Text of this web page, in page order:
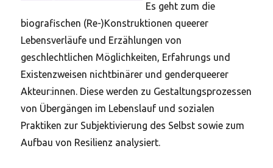
Es geht zum die
biografischen (Re-)Konstruktionen queerer
Lebensverläufe und Erzählungen von
geschlechtlichen Möglichkeiten, Erfahrungs und
Existenzweisen nichtbinärer und genderqueerer
Akteur:innen. Diese werden zu Gestaltungsprozessen
von Übergängen im Lebenslauf und sozialen
Praktiken zur Subjektivierung des Selbst sowie zum
Aufbau von Resilienz analysiert.